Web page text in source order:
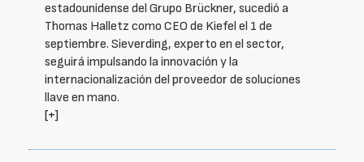
estadounidense del Grupo Brückner, sucedió a
Thomas Halletz como CEO de Kiefel el 1 de
septiembre. Sieverding, experto en el sector,
seguirá impulsando la innovación y la
internacionalización del proveedor de soluciones
llave en mano.
[+]